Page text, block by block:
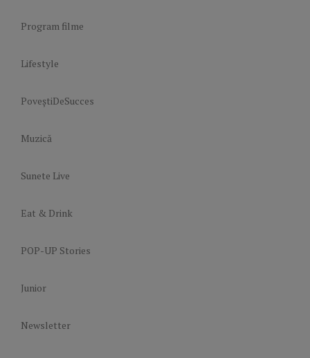
Program filme
Lifestyle
PoveștiDeSucces
Muzică
Sunete Live
Eat & Drink
POP-UP Stories
Junior
Newsletter